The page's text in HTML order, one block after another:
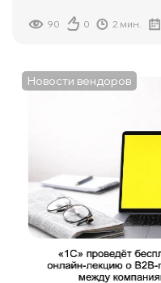
90 0 2 мин.
Новости вендоров